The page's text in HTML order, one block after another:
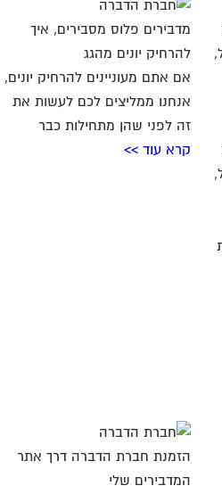
מדבירים פלוס מסבירים, איך
להרחיק יונים מהגג
אם אתם מעוניינים להרחיק יונים,
אנחנו ממליצים לכם לעשות את
זה לפני שהן מתחילות כבר
קרא עוד >>
הזמנת חברת הדברה דרך אתר
המדבירים שלי